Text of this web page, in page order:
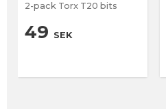
2-pack Torx T20 bits
49 SEK